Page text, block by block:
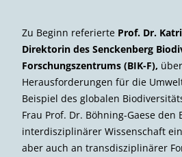
Zu Beginn referierte Prof. Dr.
Direktorin des Senckenberg
Forschungszentrums (BIK-F),
Herausforderungen für die
Beispiel des globalen
Frau Prof. Dr. Böhning-Gaese den
interdisziplinärer Wissenschaft
aber auch an transdisziplinärer